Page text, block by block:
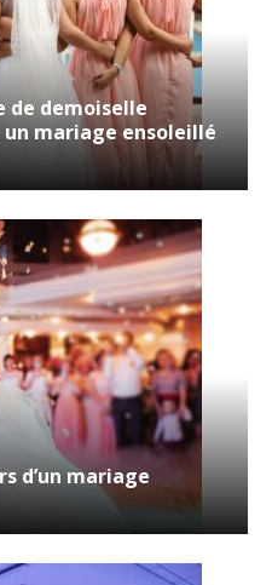
de demoiselle
mariage ensoleillé
d’un mariage